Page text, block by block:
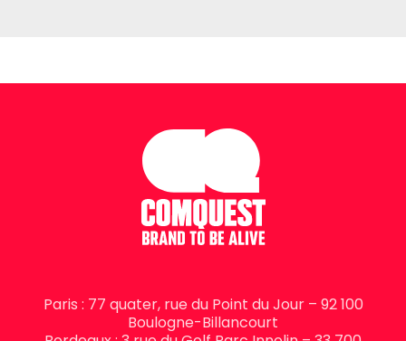
Paris : 77 quater, rue du Point du Jour – 92 100
Boulogne-Billancourt